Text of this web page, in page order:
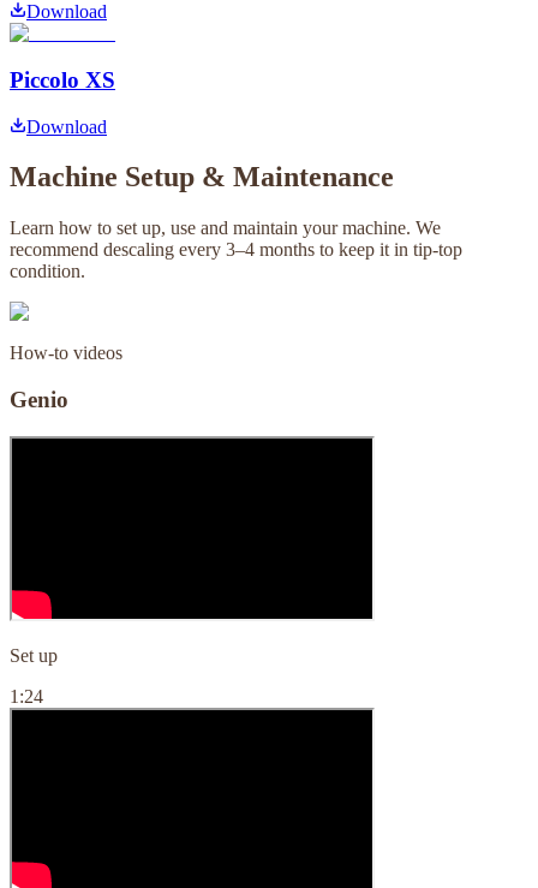
Download
Piccolo XS
Download
Machine Setup & Maintenance
Learn how to set up, use and maintain your machine. We
recommend descaling every 3–4 months to keep it in tip-top
condition.
How-to videos
Genio
Set up
1:24